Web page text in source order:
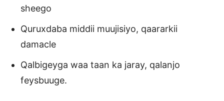
sheego
Quruxdaba middii muujisiyo, qaararkii
damacle
Qalbigeyga waa taan ka jaray, qalanjo
feysbuuge.